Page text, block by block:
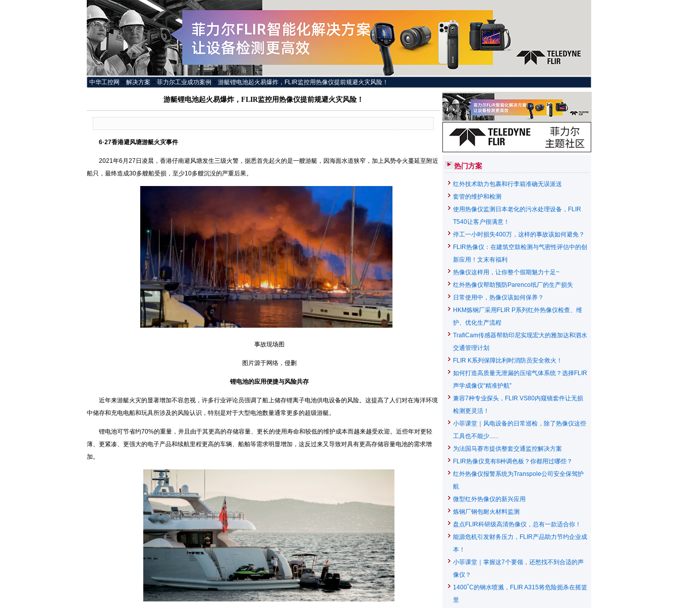
中华工控网 > 解决方案 > 菲力尔工业成功案例 > 游艇锂电池起火易爆炸，FLIR监控用热像仪提前规避火灾风险！
游艇锂电池起火易爆炸，FLIR监控用热像仪提前规避火灾风险！
6·27香港避风塘游艇火灾事件
2021年6月27日凌晨，香港仔南避风塘发生三级火警，据悉首先起火的是一艘游艇，因海面水道狭窄，加上风势令火蔓延至附近
船只，最终造成30多艘船受损，至少10多艘沉没的严重后果。
事故现场图
图片源于网络，侵删
锂电池的应用便捷与风险共存
近年来游艇火灾的显著增加不容忽视，许多行业评论员强调了船上储存锂离子电池供电设备的风险。这提高了人们对在海洋环境
中储存和充电电船和玩具所涉及的风险认识，特别是对于大型电池数量通常更多的超级游艇。
锂电池可节省约70%的重量，并且由于其更高的存储容量、更长的使用寿命和较低的维护成本而越来越受欢迎。近些年对更轻
薄、更紧凑、更强大的电子产品和续航里程更高的车辆、船舶等需求明显增加，这反过来又导致对具有更高存储容量电池的需求增
加。
热门方案
红外技术助力包裹和行李箱准确无误派送
套管的维护和检测
使用热像仪监测日本老化的污水处理设备，FLIR
T540让客户很满意！
停工一小时损失400万，这样的事故该如何避免？
FLIR热像仪：在建筑空鼓检测与气密性评估中的创
新应用！文末有福利
热像仪这样用，让你整个假期魅力十足~
红外热像仪帮助预防Parenco纸厂的生产损失
日常使用中，热像仪该如何保养？
HKM炼钢厂采用FLIR P系列红外热像仪检查、维
护、优化生产流程
TrafiCam传感器帮助印尼实现宏大的雅加达和泗水
交通管理计划
FLIR K系列保障比利时消防员安全救火！
如何打造高质量无泄漏的压缩气体系统？选择FLIR
声学成像仪“精准护航”
兼容7种专业探头，FLIR VS80内窥镜套件让无损
检测更灵活！
小菲课堂｜风电设备的日常巡检，除了热像仪这些
工具也不能少......
为法国马赛市提供整套交通监控解决方案
FLIR热像仪竟有8种调色板？你都用过哪些？
红外热像仪报警系统为Transpole公司安全保驾护
航
微型红外热像仪的新兴应用
炼钢厂钢包耐火材料监测
盘点FLIR科研级高清热像仪，总有一款适合你！
能源危机引发财务压力，FLIR产品助力节约企业成
本！
小菲课堂｜掌握这7个要领，还愁找不到合适的声
像仪？
1400˚C的钢水喷溅，FLIR A315将危险扼杀在摇篮
里